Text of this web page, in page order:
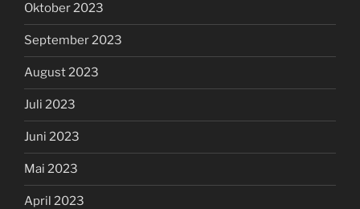
Oktober 2023
September 2023
August 2023
Juli 2023
Juni 2023
Mai 2023
April 2023